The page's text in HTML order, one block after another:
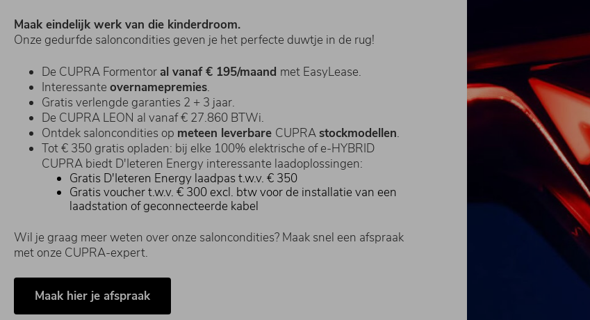
Maak eindelijk werk van die kinderdroom.
Onze gedurfde saloncondities geven je het perfecte duwtje in de rug!
De CUPRA Formentoral vanaf € 195/maand met EasyLease.
Interessante overnamepremies.
Gratis verlengde garanties 2 + 3 jaar.
De CUPRA LEON al vanaf € 27.860 BTWi.
Ontdek saloncondities op meteen leverbare CUPRAstockmodellen.
Tot € 350 gratis opladen: bij elke 100% elektrische of e-HYBRID
CUPRA biedt D'Ieteren Energy interessante laadoplossingen:
Gratis D'Ieteren Energy laadpas t.w.v. € 350
Gratis voucher t.w.v. € 300 excl. btw voor de installatie van een
laadstation of geconnecteerde kabel
Wil je graag meer weten over onze saloncondities? Maak snel een afspraak
met onze CUPRA-expert.
Maak hier je afspraak